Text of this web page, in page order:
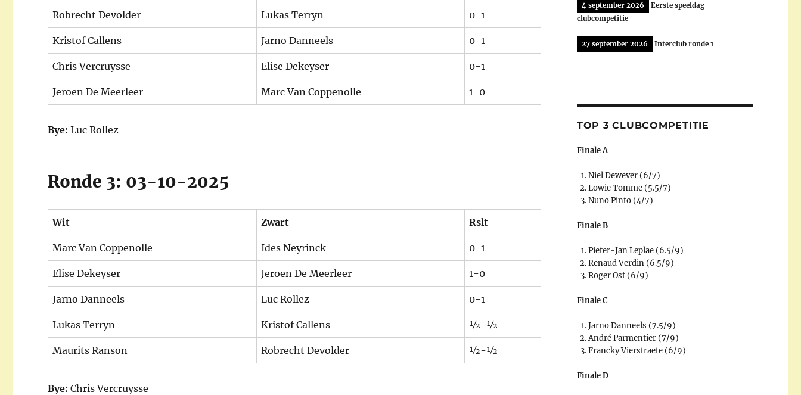
Robrecht Devolder Lukas Terryn 0-1
Kristof Callens Jarno Danneels 0-1
Chris Vercruysse Elise Dekeyser 0-1
Jeroen De Meerleer Marc Van Coppenolle 1-0
Bye: Luc Rollez
Ronde 3: 03-10-2025
Wit Zwart Rslt
Marc Van Coppenolle Ides Neyrinck 0-1
Elise Dekeyser Jeroen De Meerleer 1-0
Jarno Danneels Luc Rollez 0-1
Lukas Terryn Kristof Callens ½-½
Maurits Ranson Robrecht Devolder ½-½
Bye: Chris Vercruysse
4 september 2026
Eerste speeldag
clubcompetitie
27 september 2026 Interclub ronde 1
TOP 3 CLUBCOMPETITIE
Finale A
Niel Dewever (6/7)
Lowie Tomme (5.5/7)
Nuno Pinto (4/7)
Finale B
Pieter-Jan Leplae (6.5/9)
Renaud Verdin (6.5/9)
Roger Ost (6/9)
Finale C
Jarno Danneels (7.5/9)
André Parmentier (7/9)
Francky Vierstraete (6/9)
Finale D